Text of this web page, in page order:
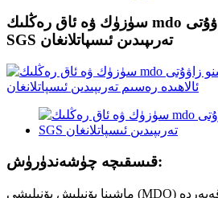
سۈزۈك ۋە ئاق رەڭلىك mdo كىچىكلىتىلگەن كىنو زاۋۇتى
SGS تەرىپىدىن ئىسپاتلانغان
قىسقىچە چۈشەندۈرۈش:
ماشىنا يۆنىلىش يۆنىلىشى (MDO) پىلاستىنكىسى قەيەردە